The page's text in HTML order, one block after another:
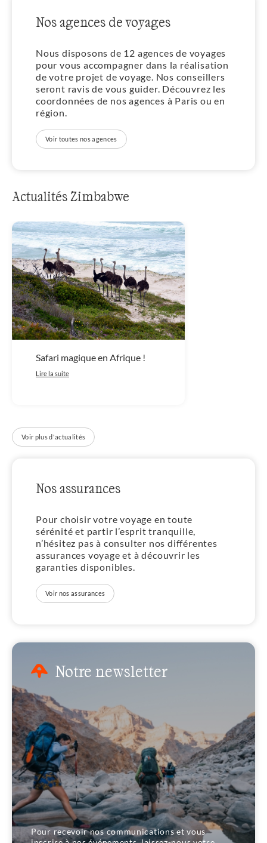
Nos agences de voyages
Nous disposons de 12 agences de voyages
pour vous accompagner dans la réalisation
de votre projet de voyage. Nos conseillers
seront ravis de vous guider. Découvrez les
coordonnées de nos agences à Paris ou en
région.
Voir toutes nos agences
Actualités Zimbabwe
Safari magique en Afrique !
Lire la suite
Voir plus d'actualités
Nos assurances
Pour choisir votre voyage en toute
sérénité et partir l’esprit tranquille,
n’hésitez pas à consulter nos différentes
assurances voyage et à découvrir les
garanties disponibles.
Voir nos assurances
Notre newsletter
Pour recevoir nos communications et vous